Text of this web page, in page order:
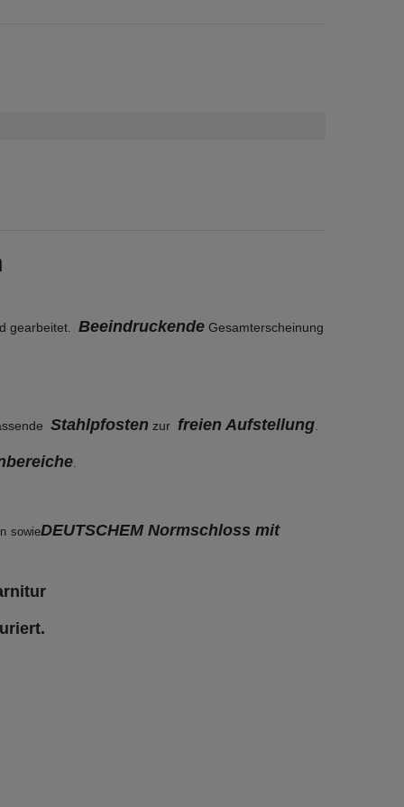
gearbeitet. BeeindruckendeGesamterscheinung
Stahlpfosten zur freien Aufstellung.
.
sowieDEUTSCHEM Normschloss mit